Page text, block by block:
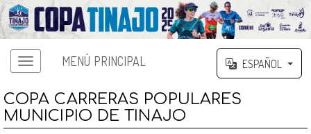
MENÚ PRINCIPAL ESPAÑOL
COPA CARRERAS POPULARES
MUNICIPIO DE TINAJO